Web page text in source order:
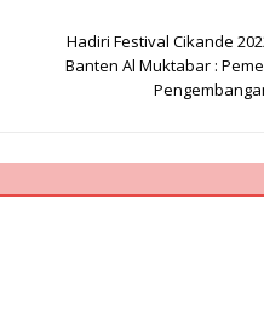
Hadiri Festival Cikande
Banten Al Muktabar :